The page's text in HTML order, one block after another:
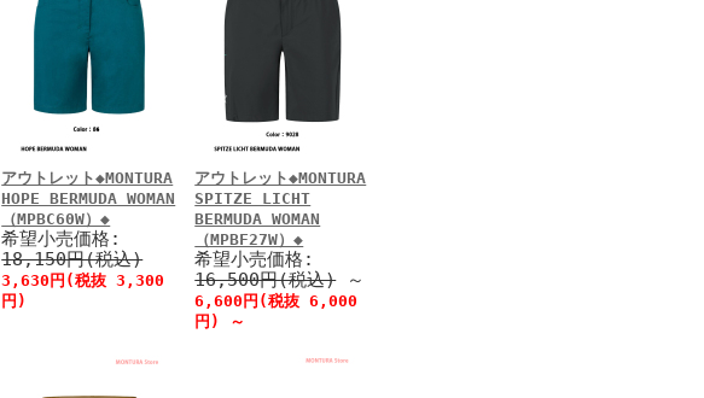
アウトレット◆MONTURA
HOPE BERMUDA WOMAN
（MPBC60W）◆
希望小売価格:
18,150円(税込)
3,630円(税抜 3,300
円)
アウトレット◆MONTURA
SPITZE LICHT
BERMUDA WOMAN
（MPBF27W）◆
希望小売価格:
16,500円(税込)
～
6,600円(税抜 6,000
円)
～